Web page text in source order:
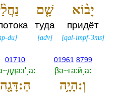
יָב֨וֹא
придёт
[qal-impf-3ms]
שָׁ֤ם
туда
[adv]
du]
01961 8799
βә~ға:йˌа:‎
וְ:הָיָ֥ה
01710
הַ:דָּגָ֖ה